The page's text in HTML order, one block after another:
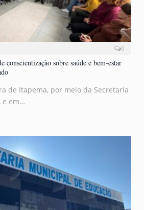
0
conscientização sobre saúde e bem-estar
de Itapema, por meio da Secretaria
e em…